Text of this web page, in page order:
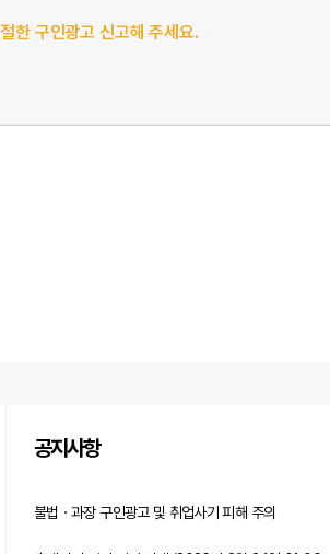
한 구인광고 신고해 주세요.
공지사항
불법ㆍ과장 구인광고 및 취업사기 피해 주의